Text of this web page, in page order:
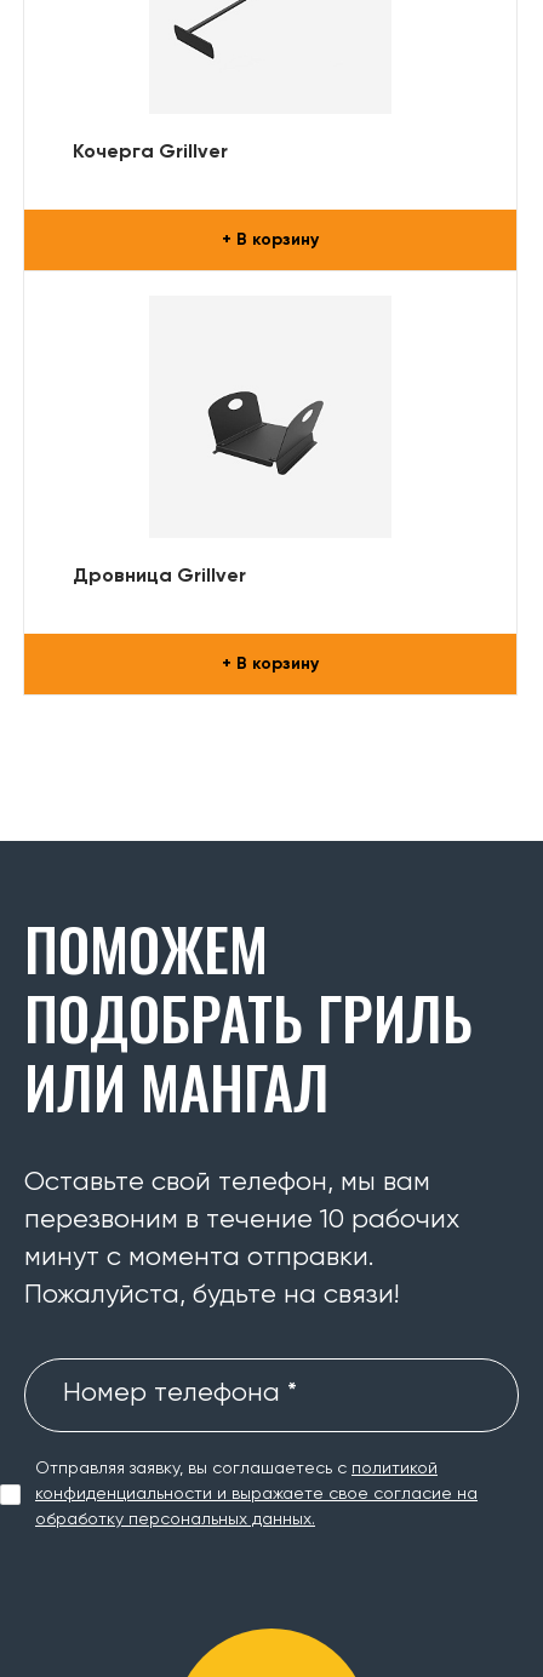
Кочерга Grillver
+ В корзину
Дровница Grillver
+ В корзину
ПОМОЖЕМ
ПОДОБРАТЬ ГРИЛЬ
ИЛИ МАНГАЛ
Оставьте свой телефон, мы вам
перезвоним в течение 10 рабочих
минут с момента отправки.
Пожалуйста, будьте на связи!
Номер телефона *
Отправляя заявку, вы соглашаетесь с политикой
конфиденциальности и выражаете свое согласие на
обработку персональных данных.